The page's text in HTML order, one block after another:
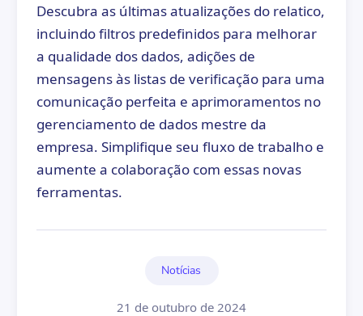
Descubra as últimas atualizações do relatico,
incluindo filtros predefinidos para melhorar
a qualidade dos dados, adições de
mensagens às listas de verificação para uma
comunicação perfeita e aprimoramentos no
gerenciamento de dados mestre da
empresa. Simplifique seu fluxo de trabalho e
aumente a colaboração com essas novas
ferramentas.
Notícias
21 de outubro de 2024